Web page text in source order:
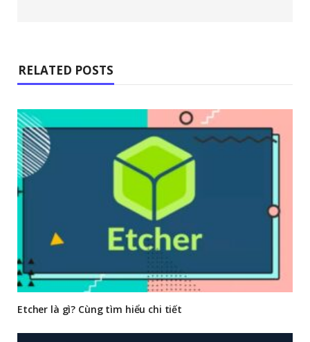
RELATED POSTS
Etcher là gì? Cùng tìm hiểu chi tiết